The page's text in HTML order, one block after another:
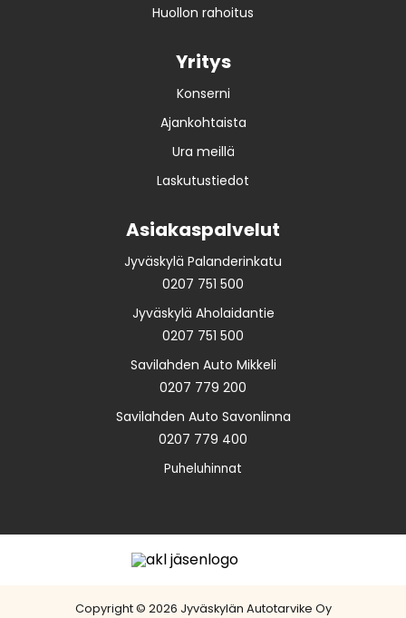
Huollon rahoitus
Yritys
Konserni
Ajankohtaista
Ura meillä
Laskutustiedot
Asiakaspalvelut
Jyväskylä Palanderinkatu
0207 751 500
Jyväskylä Aholaidantie
0207 751 500
Savilahden Auto Mikkeli
0207 779 200
Savilahden Auto Savonlinna
0207 779 400
Puheluhinnat
Copyright © 2026 Jyväskylän Autotarvike Oy